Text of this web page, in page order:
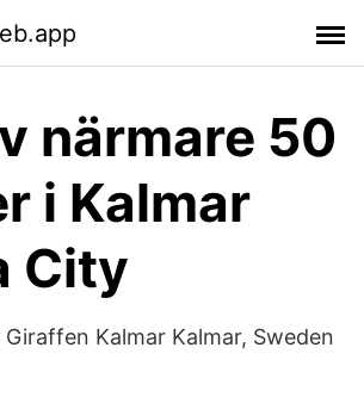
närmare 50
i Kalmar
City
Kalmar Kalmar, Sweden